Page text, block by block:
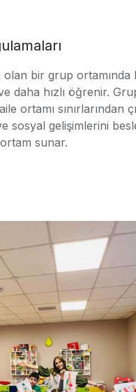
olan bir grup ortamında
daha hızlı öğrenir.
ortamı sınırlarından
sosyal gelişimlerini
sunar.